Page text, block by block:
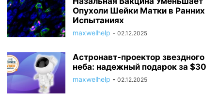
Опухоли Шейки Матки в Ранних
Испытаниях
maxwelhelp - 02.12.2025
Астронавт-проектор звездного
неба: надежный подарок за $30
maxwelhelp - 02.12.2025